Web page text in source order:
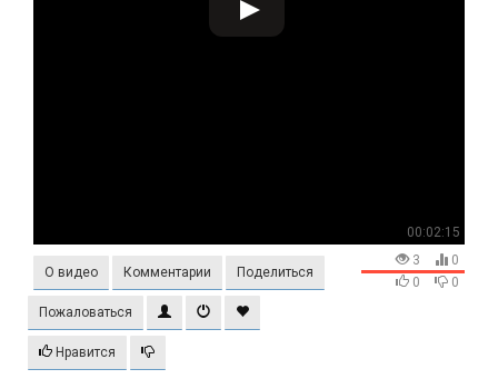
00:02:15
О видео Комментарии Поделиться
Пожаловаться
Нравится
3
0
0
0